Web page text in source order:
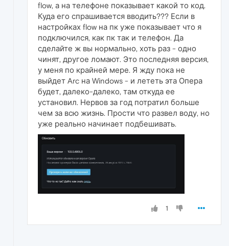
flow, а на телефоне показывает какой то код.
Куда его спрашивается вводить??? Если в
настройках flow на пк уже показывает что я
подключился, как пк так и телефон. Да
сделайте ж вы нормально, хоть раз - одно
чинят, другое ломают. Это последняя версия,
у меня по крайней мере. Я жду пока не
выйдет Arc на Windows - и лететь эта Опера
будет, далеко-далеко, там откуда ее
установил. Нервов за год потратил больше
чем за всю жизнь. Прости что развел воду, но
уже реально начинает подбешивать.
1